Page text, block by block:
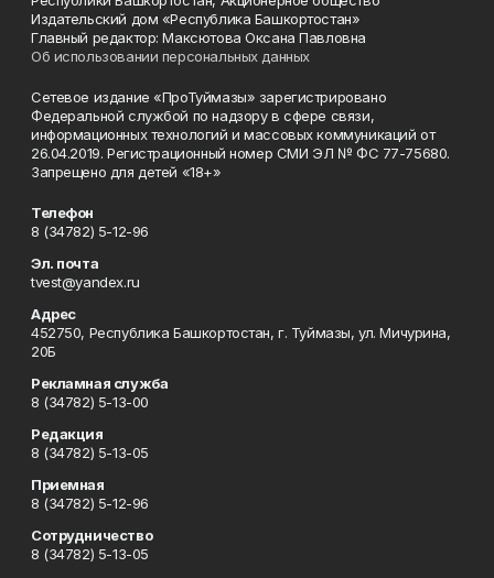
Издательский дом «Республика Башкортостан»
Главный редактор: Максютова Оксана Павловна
Об использовании персональных данных
Сетевое издание «ПроТуймазы» зарегистрировано
Федеральной службой по надзору в сфере связи,
информационных технологий и массовых коммуникаций от
26.04.2019. Регистрационный номер СМИ ЭЛ № ФС 77-75680.
Запрещено для детей «18+»
Телефон
8 (34782) 5-12-96
Эл. почта
tvest@yandex.ru
Адрес
452750, Республика Башкортостан, г. Туймазы, ул. Мичурина,
20Б
Рекламная служба
8 (34782) 5-13-00
Редакция
8 (34782) 5-13-05
Приемная
8 (34782) 5-12-96
Сотрудничество
8 (34782) 5-13-05